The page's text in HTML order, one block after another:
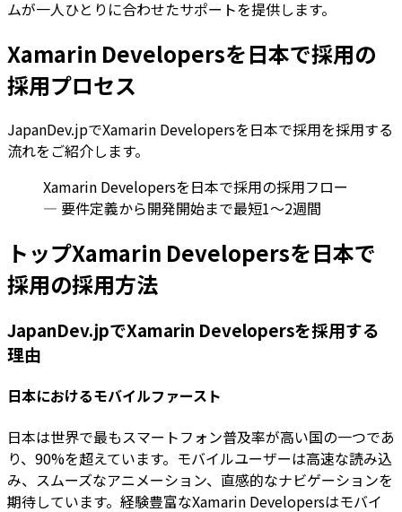
ムが一人ひとりに合わせたサポートを提供します。
Xamarin Developersを日本で採用の
採用プロセス
JapanDev.jpでXamarin Developersを日本で採用を採用する
流れをご紹介します。
Xamarin Developersを日本で採用の採用フロー
— 要件定義から開発開始まで最短1〜2週間
トップXamarin Developersを日本で
採用の採用方法
JapanDev.jpでXamarin Developersを採用する
理由
日本におけるモバイルファースト
日本は世界で最もスマートフォン普及率が高い国の一つであ
り、90%を超えています。モバイルユーザーは高速な読み込
み、スムーズなアニメーション、直感的なナビゲーションを
期待しています。経験豊富なXamarin Developersはモバイ